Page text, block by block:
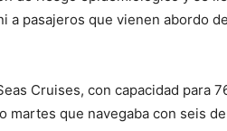
a pasajeros que vienen abordo
Cruises, con capacidad para
que navegaba con seis